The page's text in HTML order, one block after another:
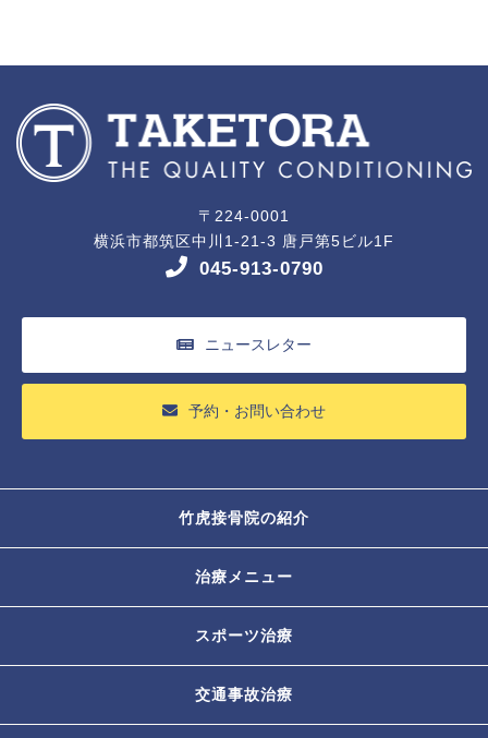
〒224-0001
横浜市都筑区中川1-21-3 唐戸第5ビル1F
045-913-0790
ニュースレター
予約・お問い合わせ
竹虎接骨院の紹介
治療メニュー
スポーツ治療
交通事故治療